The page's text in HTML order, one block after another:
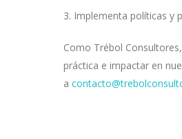
3. Implementa políticas y
Como Trébol
práctica e impactar en
a